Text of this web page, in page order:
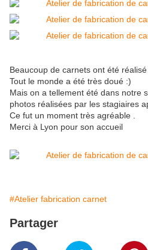
Beaucoup de carnets ont été réalisé
Tout le monde a été très doué :)
Mais on a tellement été dans notre
photos réalisées par les stagiaires
Ce fut un moment très agréable .
Merci à Lyon pour son accueil
#Atelier fabrication carnet
Partager